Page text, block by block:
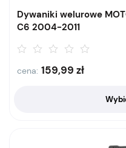
Dywaniki welurowe
C6 2004-2011
cena: 159,99 zł